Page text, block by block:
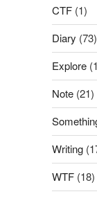
CTF(1)
Diary (73)
Explore
Note(21)
Writing
WTF(18)